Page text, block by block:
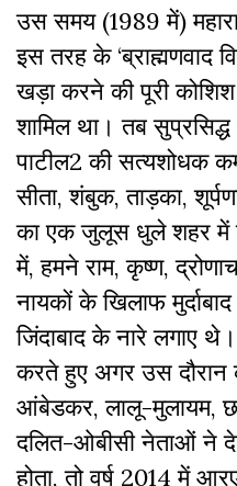
उस समय (1989 में)
इस तरह के ‘ब्राह्मणवाद
खड़ा करने की पूरी
शामिल था। तब
पाटील2 की सत्यशोधक
सीता, शंबुक, ताड़का,
का एक जुलूस धुले शहर में
में, हमने राम, कृष्ण,
नायकों के खिलाफ
जिंदाबाद के नारे लगाए
करते हुए अगर उस दौरान
आंबेडकर, लालू-मुलायम,
दलित-ओबीसी नेताओं ने
होता, तो वर्ष 2014 में